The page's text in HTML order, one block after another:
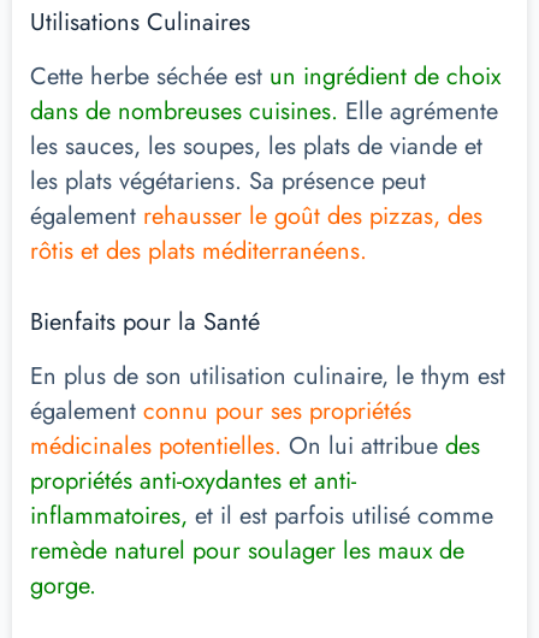
Utilisations Culinaires
Cette herbe séchée est un ingrédient de choix
dans de nombreuses cuisines. Elle agrémente
les sauces, les soupes, les plats de viande et
les plats végétariens. Sa présence peut
également rehausser le goût des pizzas, des
rôtis et des plats méditerranéens.
Bienfaits pour la Santé
En plus de son utilisation culinaire, le thym est
également connu pour ses propriétés
médicinales potentielles. On lui attribue des
propriétés anti-oxydantes et anti-
inflammatoires, et il est parfois utilisé comme
remède naturel pour soulager les maux de
gorge.